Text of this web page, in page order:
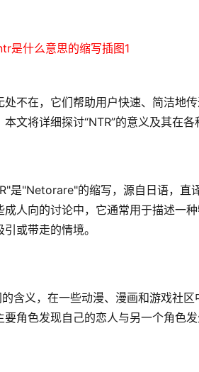
不在，它们帮助用户快速、简洁地
文将详细探讨“NTR”的意义及其在各
是"Netorare"的缩写，源自日语，直
人向的讨论中，它通常用于描述一种
或带走的情境。
含义，在一些动漫、漫画和游戏社
角色发现自己的恋人与另一个角色